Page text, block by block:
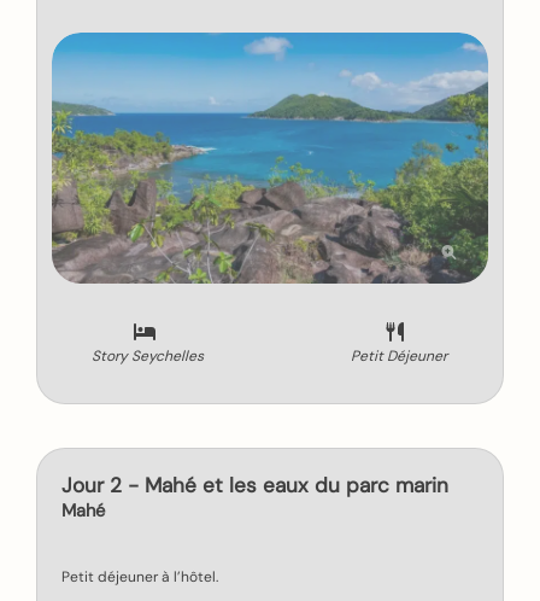
Story Seychelles Petit Déjeuner
Jour 2 - Mahé et les eaux du parc marin
Mahé
Petit déjeuner à l’hôtel.